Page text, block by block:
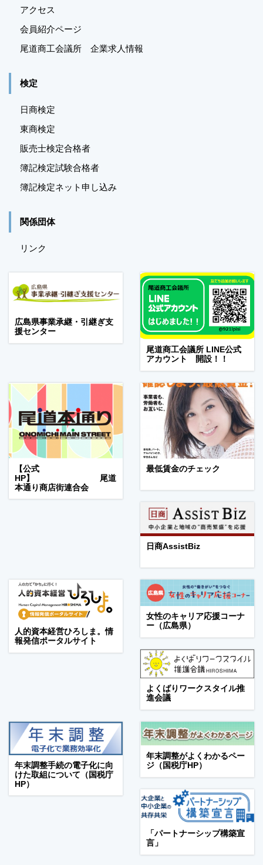
アクセス
会員紹介ページ
尾道商工会議所 企業求人情報
検定
日商検定
東商検定
販売士検定合格者
簿記検定試験合格者
簿記検定ネット申し込み
関係団体
リンク
広島県事業承継・引継ぎ支
援センター
尾道商工会議所 LINE公式
アカウント 開設！！
【公式
HP】 尾道
本通り商店街連合会
最低賃金のチェック
日商AssistBiz
人的資本経営ひろしま。情
報発信ポータルサイト
女性のキャリア応援コーナ
ー（広島県）
よくばりワークスタイル推
進会議
年末調整手続の電子化に向
けた取組について（国税庁
HP）
年末調整がよくわかるペー
ジ（国税庁HP）
「パートナーシップ構築宣
言」